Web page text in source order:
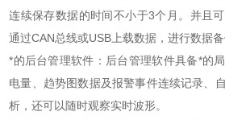
连续保存数据的时间不小于3个月。并且
通过CAN总线或USB上载数据，进行数据备
*的后台管理软件：后台管理软件具备*的
电量、趋势图数据及报警事件连续记录、
析，还可以随时观察实时波形。